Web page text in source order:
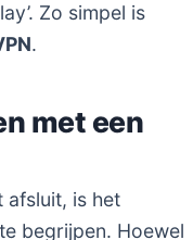
Zo simpel is
.
met een
afsluit, is het
begrijpen. Hoewel